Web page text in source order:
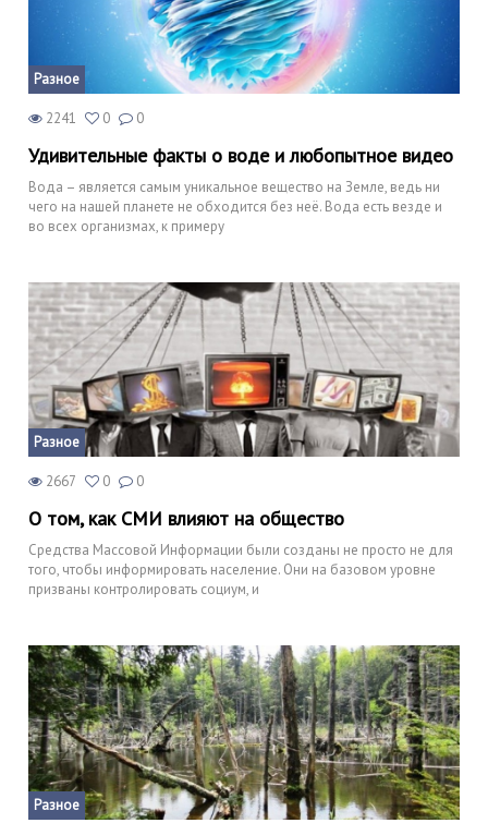
Разное
2241 0 0
Удивительные факты о воде и любопытное видео
Вода – является самым уникальное вещество на Земле, ведь ни
чего на нашей планете не обходится без неё. Вода есть везде и
во всех организмах, к примеру
Разное
2667 0 0
О том, как СМИ влияют на общество
Средства Массовой Информации были созданы не просто не для
того, чтобы информировать население. Они на базовом уровне
призваны контролировать социум, и
Разное